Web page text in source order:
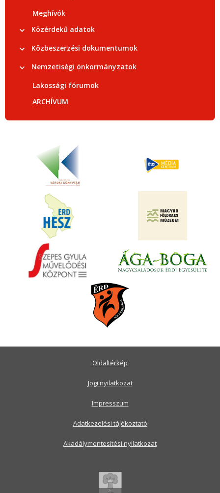
Meghívók
Közérdekű adatok
Közbeszerzési dokumentumok
Nemzetiségi önkormányzatok
Lakossági fórumok
ARCHÍVUM
Oldaltérkép
Jogi nyilatkozat
Impresszum
Adatkezelési tájékoztató
Akadálymentesítési nyilatkozat